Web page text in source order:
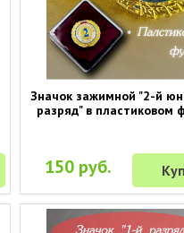
Значок зажимной "2-й
разряд" в пластиковом
150 руб.